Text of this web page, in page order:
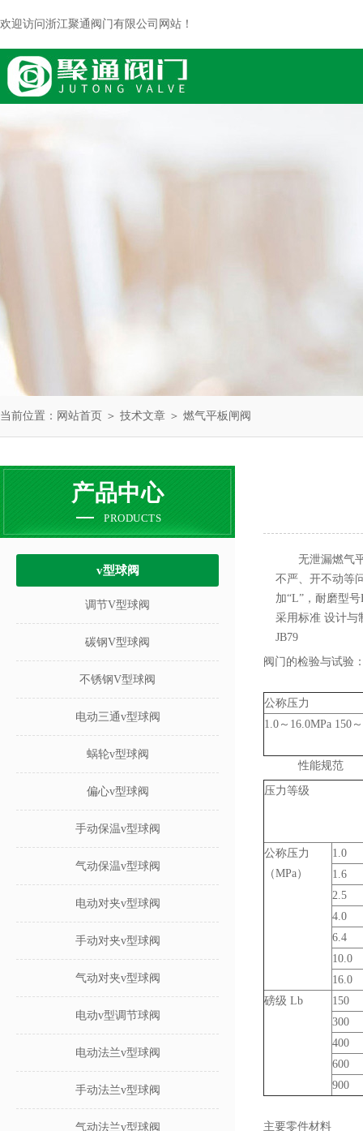
欢迎访问浙江聚通阀门有限公司网站！
当前位置： 网站首页 ＞ 技术文章 ＞ 燃气平板闸阀
产品中心
PRODUCTS
v型球阀
调节V型球阀
碳钢V型球阀
不锈钢V型球阀
电动三通v型球阀
蜗轮v型球阀
偏心v型球阀
手动保温v型球阀
气动保温v型球阀
电动对夹v型球阀
手动对夹v型球阀
气动对夹v型球阀
电动v型调节球阀
电动法兰v型球阀
手动法兰v型球阀
气动法兰v型球阀
无泄漏燃气
不严、开不动等
加“L”，耐磨型
采用标准 设计
JB79
阀门的检验与试验
公称压力
1.0～16.0MPa 150
性能规范
压力等级
公称压力
（MPa）
1.0
1.6
2.5
4.0
6.4
10.0
16.0
磅级 Lb
150
300
400
600
900
主要零件材料